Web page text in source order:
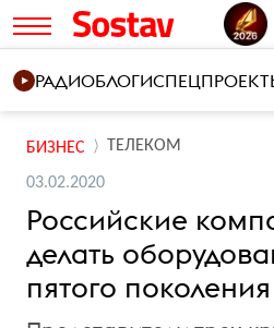
РАДИОБЛОГИ
БИЗНЕС ТЕЛЕКОМ
03.02.2020
Российские
делать
пятого поколения